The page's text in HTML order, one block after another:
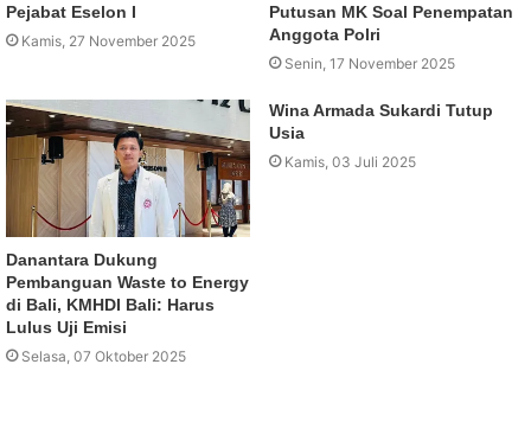
Pejabat Eselon I
Kamis, 27 November 2025
Putusan MK Soal Penempatan
Anggota Polri
Senin, 17 November 2025
Danantara Dukung
Pembanguan Waste to Energy
di Bali, KMHDI Bali: Harus
Lulus Uji Emisi
Selasa, 07 Oktober 2025
Wina Armada Sukardi Tutup
Usia
Kamis, 03 Juli 2025